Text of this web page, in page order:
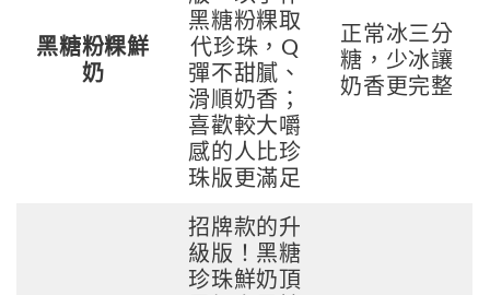
黑糖粉粿鮮
奶
黑糖粉粿取
代珍珠，Q
彈不甜膩、
滑順奶香；
喜歡較大嚼
感的人比珍
珠版更滿足
正常冰三分
糖，少冰讓
奶香更完整
招牌款的升
級版！黑糖
珍珠鮮奶頂